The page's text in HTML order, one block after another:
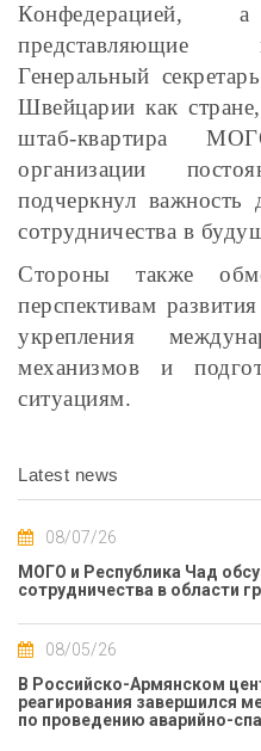
представляющие
Генеральный
Швейцарии как
штаб-квартира
организации
подчеркнул важность
сотрудничества в
Стороны также
перспективам
укрепления
механизмов и
ситуациям.
Latest news
08/07/26
МОГО и Республика Чад
сотрудничества в области
08/05/26
В Российско-Армянском
реагирования завершился
по проведению аварийно-